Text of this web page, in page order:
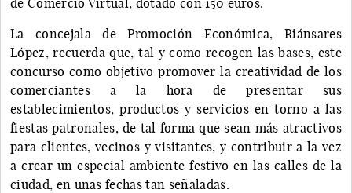
La concejala de Promoción Económica, Riánsares
López, recuerda que, tal y como recogen las bases, este
concurso como objetivo promover la creatividad de los
comerciantes a la hora de presentar sus
establecimientos, productos y servicios en torno a las
fiestas patronales, de tal forma que sean más atractivos
para clientes, vecinos y visitantes, y contribuir a la vez
a crear un especial ambiente festivo en las calles de la
ciudad, en unas fechas tan señaladas.